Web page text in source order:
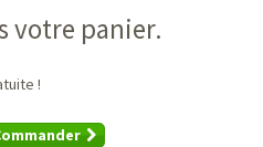
votre panier.
!